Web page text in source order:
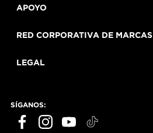
APOYO
RED CORPORATIVA DE MARCAS
LEGAL
SÍGANOS: